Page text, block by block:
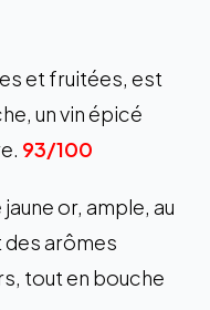
et fruitées, est
un vin épicé
93/100
jaune or, ample, au
des arômes
tout en bouche